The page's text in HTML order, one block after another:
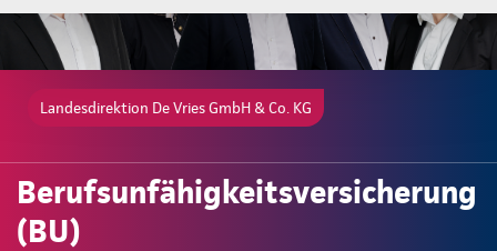
Landesdirektion De Vries GmbH & Co. KG
Berufsunfähigkeitsversicherung
(BU)